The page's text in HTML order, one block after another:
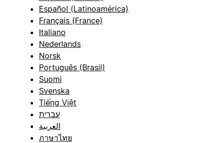
Español (Latinoamérica)
Français (France)
Italiano
Nederlands
Norsk
Português (Brasil)
Suomi
Svenska
Tiếng Việt
עברית
العربية
ภาษาไทย